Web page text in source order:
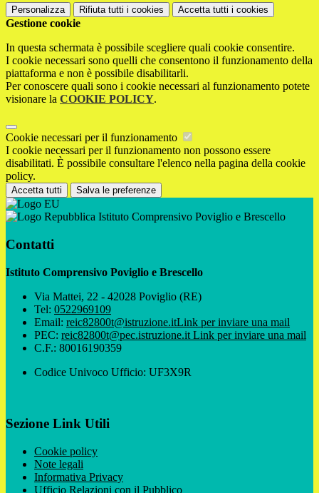
Personalizza Rifiuta tutti i cookies Accetta tutti i cookies
Gestione cookie
In questa schermata è possibile scegliere quali cookie consentire.
I cookie necessari sono quelli che consentono il funzionamento della
piattaforma e non è possibile disabilitarli.
Per conoscere quali sono i cookie necessari al funzionamento potete
visionare la COOKIE POLICY.
Cookie necessari per il funzionamento
I cookie necessari per il funzionamento non possono essere
disabilitati. È possibile consultare l'elenco nella pagina della cookie
policy.
Accetta tutti Salva le preferenze
Istituto Comprensivo Poviglio e Brescello
Contatti
Istituto Comprensivo Poviglio e Brescello
Via Mattei, 22 - 42028 Poviglio (RE)
Tel: 0522969109
Email: reic82800t@istruzione.itLink per inviare una mail
PEC: reic82800t@pec.istruzione.it Link per inviare una mail
C.F.: 80016190359
Codice Univoco Ufficio: UF3X9R
Sezione Link Utili
Cookie policy
Note legali
Informativa Privacy
Ufficio Relazioni con il Pubblico